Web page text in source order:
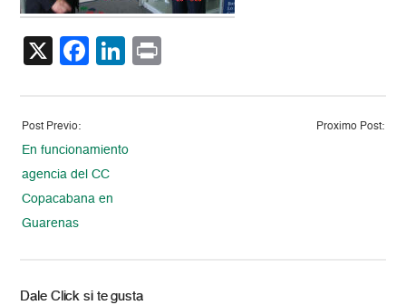
X Facebook
LinkedIn
Post Previo:
En funcionamiento
agencia del CC
Copacabana en
Guarenas
Proximo Post:
Dale Click si te gusta